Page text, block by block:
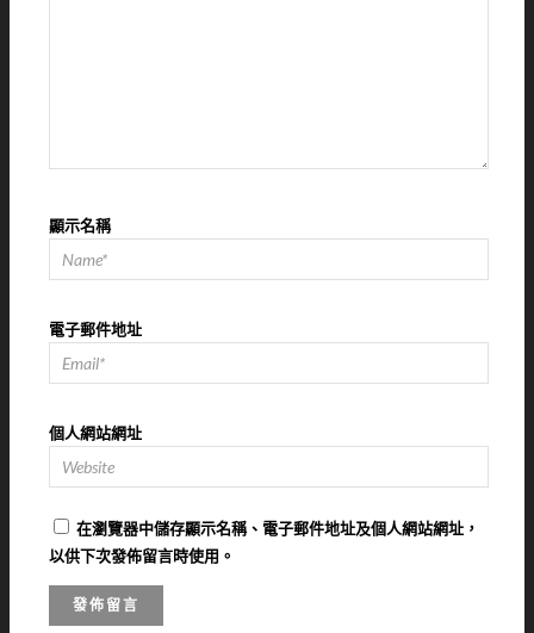
顯示名稱
電子郵件地址
個人網站網址
在瀏覽器中儲存顯示名稱、電子郵件地址及個人網站網址，
以供下次發佈留言時使用。